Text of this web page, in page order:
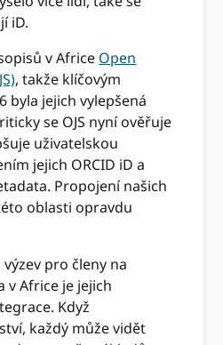
iD.
v Africe Open
, takže klíčovým
byla jejich vylepšená
se OJS nyní ověřuje
uživatelskou
jejich ORCID iD a
Propojení našich
oblasti opravdu
pro členy na
v Africe je jejich
Když
každý může vidět